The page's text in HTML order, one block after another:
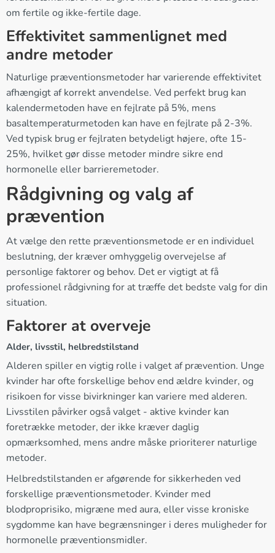
om fertile og ikke-fertile dage.
Effektivitet sammenlignet med
andre metoder
Naturlige præventionsmetoder har varierende effektivitet
afhængigt af korrekt anvendelse. Ved perfekt brug kan
kalendermetoden have en fejlrate på 5%, mens
basaltemperaturmetoden kan have en fejlrate på 2-3%.
Ved typisk brug er fejlraten betydeligt højere, ofte 15-
25%, hvilket gør disse metoder mindre sikre end
hormonelle eller barrieremetoder.
Rådgivning og valg af
prævention
At vælge den rette præventionsmetode er en individuel
beslutning, der kræver omhyggelig overvejelse af
personlige faktorer og behov. Det er vigtigt at få
professionel rådgivning for at træffe det bedste valg for din
situation.
Faktorer at overveje
Alder, livsstil, helbredstilstand
Alderen spiller en vigtig rolle i valget af prævention. Unge
kvinder har ofte forskellige behov end ældre kvinder, og
risikoen for visse bivirkninger kan variere med alderen.
Livsstilen påvirker også valget - aktive kvinder kan
foretrække metoder, der ikke kræver daglig
opmærksomhed, mens andre måske prioriterer naturlige
metoder.
Helbredstilstanden er afgørende for sikkerheden ved
forskellige præventionsmetoder. Kvinder med
blodproprisiko, migræne med aura, eller visse kroniske
sygdomme kan have begrænsninger i deres muligheder for
hormonelle præventionsmidler.